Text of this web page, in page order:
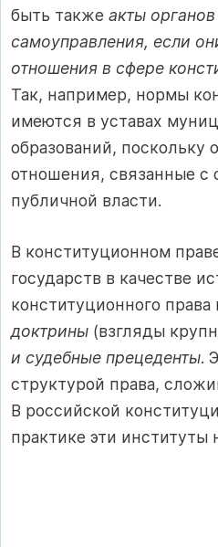
быть также акты
самоуправления, если
отношения в сфере
Так, например, нормы
имеются в уставах
образований, поскольку
отношения, связанные с
публичной власти.
В конституционном
государств в качестве
конституционного права
доктрины (взгляды
и судебные прецеденты.
структурой права,
В российской
практике эти